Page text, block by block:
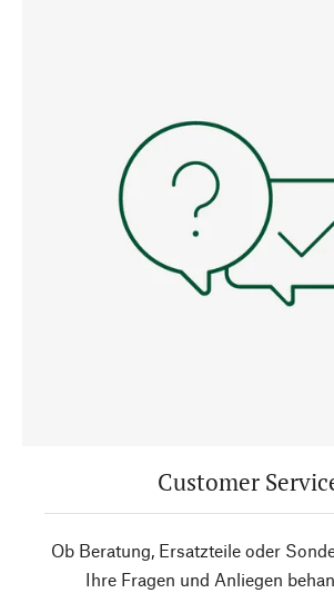
Customer
Ob Beratung, Ersatzteile oder
Ihre Fragen und Anliegen